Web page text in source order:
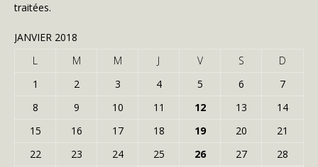
traitées.
JANVIER 2018
L
M M J V S
D
1
2 3 4 5 6
7
8
9 10 11 12 13
14
15
16 17 18 19 20
21
22
23 24 25 26 27
28